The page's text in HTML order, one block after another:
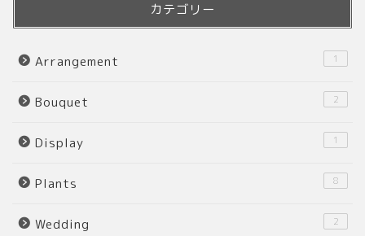
カテゴリー
Arrangement 1
Bouquet 2
Display 1
Plants 8
Wedding 2